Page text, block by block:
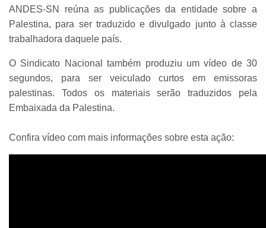
ANDES-SN reúna as publicações da entidade sobre a
Palestina, para ser traduzido e divulgado junto à classe
trabalhadora daquele país.
O Sindicato Nacional também produziu um vídeo de 30
segundos, para ser veiculado curtos em emissoras
palestinas. Todos os materiais serão traduzidos pela
Embaixada da Palestina.
Confira vídeo com mais informações sobre esta ação: